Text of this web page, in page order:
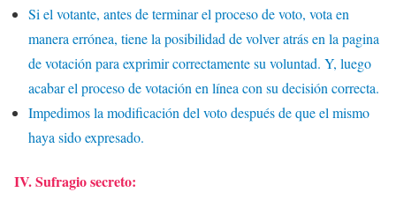
Si el votante, antes de terminar el proceso de voto, vota en
manera errónea, tiene la posibilidad de volver atrás en la pagina
de votación para exprimir correctamente su voluntad. Y, luego
acabar el proceso de votación en línea con su decisión correcta.
Impedimos la modificación del voto después de que el mismo
haya sido expresado.
IV. Sufragio secreto: